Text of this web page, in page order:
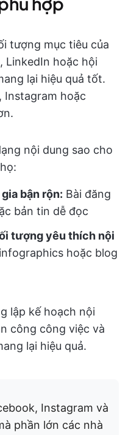
tượng mục tiêu của
LinkedIn hoặc hội
lại hiệu quả tốt.
hoặc
nội dung sao cho
bận rộn: Bài đăng
bản tin dễ đọc
tượng yêu thích nội
hoặc blog
lập kế hoạch nội
công công việc và
lại hiệu quả.
Instagram và
phần lớn các nhà